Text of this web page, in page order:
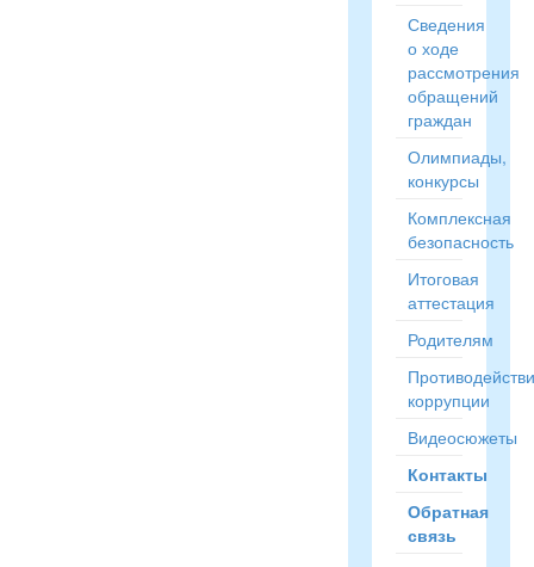
Сведения
о ходе
рассмотрения
обращений
граждан
Олимпиады,
конкурсы
Комплексная
безопасность
Итоговая
аттестация
Родителям
коррупции
Видеосюжеты
Контакты
Обратная
связь